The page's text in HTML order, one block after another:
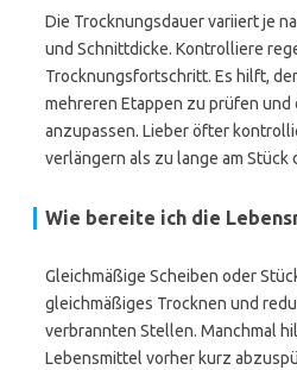
Die Trocknungsdauer variiert je
und Schnittdicke. Kontrolliere
Trocknungsfortschritt. Es hilft,
mehreren Etappen zu prüfen und
anzupassen. Lieber öfter
verlängern als zu lange am Stück
Wie bereite ich die
Gleichmäßige Scheiben oder
gleichmäßiges Trocknen und
verbrannten Stellen. Manchmal
Lebensmittel vorher kurz